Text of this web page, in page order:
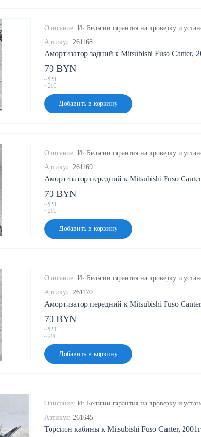
Амортизатор задний к Mitsubishi Fuso Canter,
Описание: Из Бельгии гарантия на проверку и
Артикул: 261168
70 BYN
~$23
~21€
Добавить в корзину
Амортизатор передний к Mitsubishi Fuso
Описание: Из Бельгии гарантия на проверку и
Артикул: 261169
70 BYN
~$23
~21€
Добавить в корзину
Амортизатор передний к Mitsubishi Fuso
Описание: Из Бельгии гарантия на проверку и
Артикул: 261170
70 BYN
~$23
~21€
Добавить в корзину
Торсион кабины к Mitsubishi Fuso Canter, 2001г.
Описание: Из Бельгии гарантия на проверку и
Артикул: 261645